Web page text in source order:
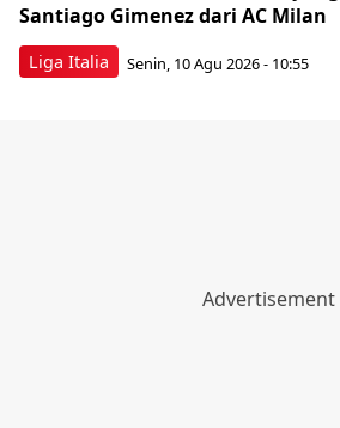
Liga Italia
Santiago Gimenez dari AC Milan
Senin, 10 Agu 2026 - 10:55